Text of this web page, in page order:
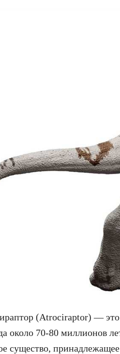
(Atrociraptor) — это
около 70-80 миллионов
существо,